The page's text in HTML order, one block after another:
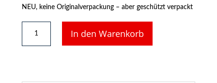
NEU, keine Originalverpackung – aber geschützt verpackt
Fenstereinsatz
für
In den Warenkorb